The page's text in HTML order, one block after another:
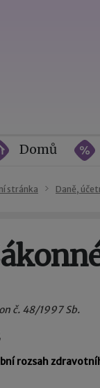
Domů
stránka Daně,
č. 48/1997 Sb.
rozsah